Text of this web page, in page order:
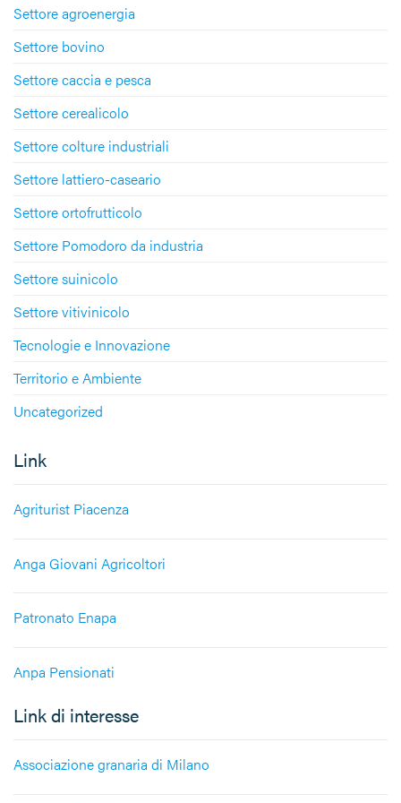
Settore agroenergia
Settore bovino
Settore caccia e pesca
Settore cerealicolo
Settore colture industriali
Settore lattiero-caseario
Settore ortofrutticolo
Settore Pomodoro da industria
Settore suinicolo
Settore vitivinicolo
Tecnologie e Innovazione
Territorio e Ambiente
Uncategorized
Link
Agriturist Piacenza
Anga Giovani Agricoltori
Patronato Enapa
Anpa Pensionati
Link di interesse
Associazione granaria di Milano